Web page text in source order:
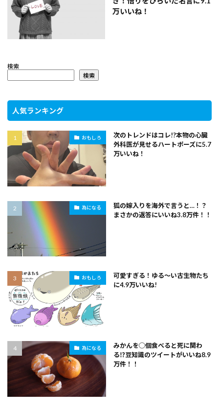
万いいね！
検索
検索
人気ランキング
おもしろ
次のトレンドはコレ!?本物の心臓
外科医が見せるハートポーズに5.7
万いいね！
為になる
狐の嫁入りを海外で言うと…！？
まさかの返答にいいね3.8万件！！
おもしろ
可愛すぎる！ゆる～い古生物たち
に4.9万いいね!
為になる
みかんを◯個食べると死に関わ
る⁉豆知識のツイートがいいね8.9
万件！！